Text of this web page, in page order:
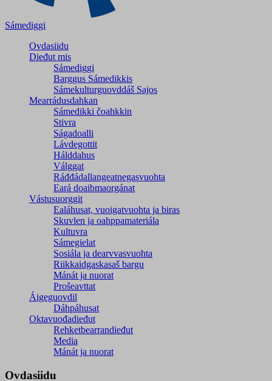
Sámediggi
Ovdasiidu
Dieđut mis
Sámediggi
Barggus Sámedikkis
Sámekulturguovddáš Sajos
Mearrádusdahkan
Sámedikki čoahkkin
Stivra
Ságadoalli
Lávdegottit
Hálddahus
Válggat
Ráđđádallangeatnegas­vuohta
Eará doaibmaorgánat
Vástusuorggit
Ealáhusat, vuoigatvuohta ja biras
Skuvlen ja oahppamateriála
Kultuvra
Sámegielat
Sosiála ja dearvvasvuohta
Riikkaidgaskasaš bargu
Mánát ja nuorat
Prošeavttat
Áigeguovdil
Dáhpáhusat
Oktavuođadieđut
Rehketbearrandieđut
Media
Mánát ja nuorat
Ovdasiidu